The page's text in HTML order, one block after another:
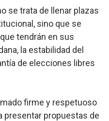
se trata de llenar plazas
sino que se
tendrán en sus
la estabilidad del
de elecciones libres
firme y respetuoso
presentar propuestas de